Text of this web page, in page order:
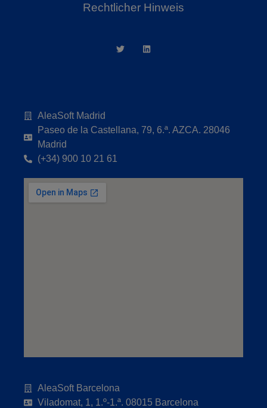
Rechtlicher Hinweis
AleaSoft Madrid
Paseo de la Castellana, 79, 6.ª. AZCA. 28046
Madrid
(+34) 900 10 21 61
AleaSoft Barcelona
Viladomat, 1, 1.º-1.ª. 08015 Barcelona